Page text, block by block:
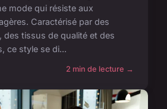
mode qui résiste aux
Caractérisé par des
des tissus de qualité et des
ce style se di...
2 min de lecture →